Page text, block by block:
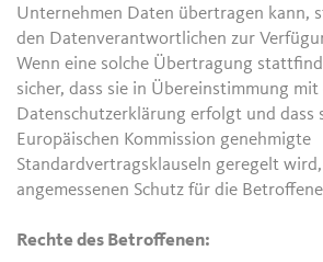
Unternehmen Daten übertragen kann,
den Datenverantwortlichen zur
Wenn eine solche Übertragung
sicher, dass sie in Übereinstimmung mit
Datenschutzerklärung erfolgt und dass
Europäischen Kommission genehmigte
Standardvertragsklauseln geregelt
angemessenen Schutz für die
Rechte des Betroffenen: